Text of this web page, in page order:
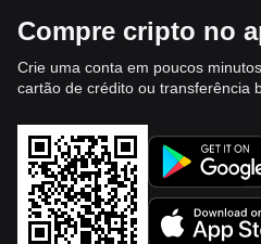
Compre cripto no
Crie uma conta em poucos
cartão de crédito ou transferência